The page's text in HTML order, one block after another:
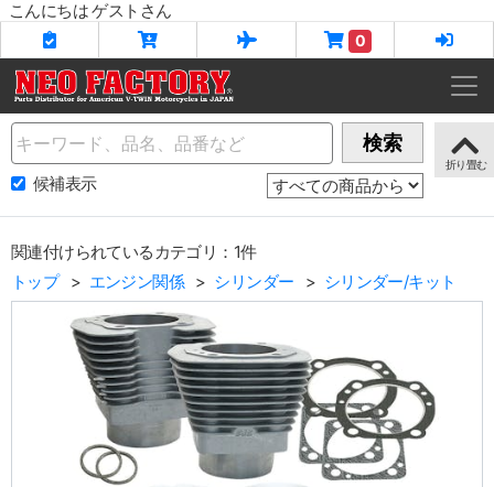
こんにちは ゲストさん
0
Name 検索
候補表示
関連付けられているカテゴリ：1件
トップ
エンジン関係 シリンダー シリンダー/キット